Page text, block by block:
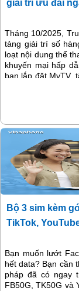
giải trí ưu đãi
Tháng 10/2025,
tảng giải trí số
loạt nội dung thể
khuyến mại hấp
bạn lắp đặt MyTV,
hấp dẫn – tất cả
Bộ 3 sim kèm
TikTok,
Bạn muốn lướt
hết data? Bạn cần
pháp đã có ngay
FB50G, TK50G và